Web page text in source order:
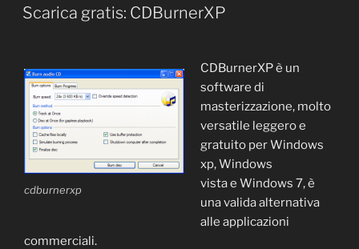
IL
Scarica gratis: CDBurnerXP
cdburnerxp
CDBurnerXP è un
software di
masterizzazione, molto
versatile leggero e
gratuito per Windows
xp, Windows
vista e Windows 7, è
una valida alternativa
alle applicazioni
commerciali.